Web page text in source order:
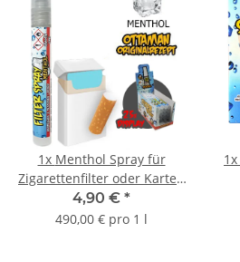
1x Menthol Spray für
Zigarettenfilter oder Karten
10ml | MHD Ware
4,90 € *
490,00 € pro 1 l
1x